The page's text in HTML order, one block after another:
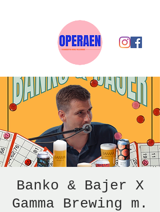
Banko & Bajer X
Gamma Brewing m.